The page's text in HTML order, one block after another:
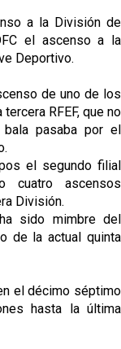
en el Sevilla
de
a la División de
el ascenso a la
Deportivo.
de uno de los
RFEF, que no
pasaba por el
el segundo filial
cuatro ascensos
División.
sido mimbre del
de la actual quinta
el décimo séptimo
hasta la última